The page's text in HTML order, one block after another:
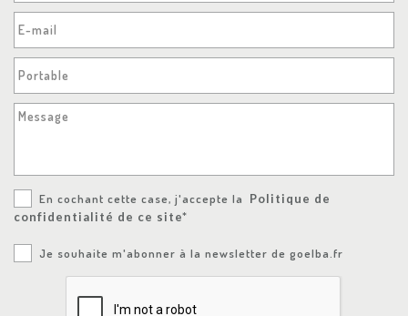
E-mail
Portable
Message
En cochant cette case, j'accepte la
Politique de
confidentialité de ce site*
Je souhaite m'abonner à la newsletter de goelba.fr